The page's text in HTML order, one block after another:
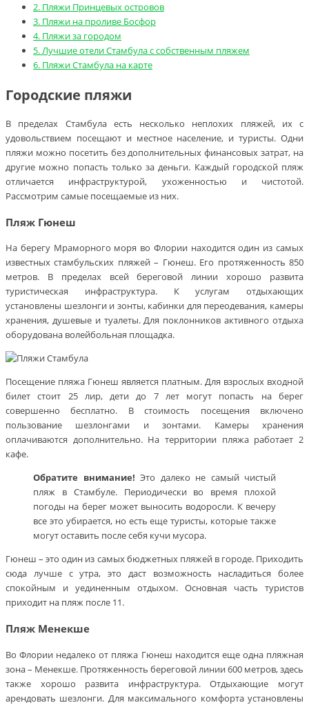
2. Пляжи Принцевых островов
3. Пляжи на проливе Босфор
4. Пляжи за городом
5.Лучшие отели Стамбула с собственным пляжем
6. Пляжи Стамбула на карте
Городские пляжи
В пределах Стамбула есть несколько неплохих пляжей, их с
удовольствием посещают и местное население, и туристы. Одни
пляжи можно посетить без дополнительных финансовых затрат, на
другие можно попасть только за деньги. Каждый городской пляж
отличается инфраструктурой, ухоженностью и чистотой.
Рассмотрим самые посещаемые из них.
Пляж Гюнеш
На берегу Мраморного моря во Флории находится один из самых
известных стамбульских пляжей – Гюнеш. Его протяженность 850
метров. В пределах всей береговой линии хорошо развита
туристическая инфраструктура. К услугам отдыхающих
установлены шезлонги и зонты, кабинки для переодевания, камеры
хранения, душевые и туалеты. Для поклонников активного отдыха
оборудована волейбольная площадка.
Посещение пляжа Гюнеш является платным. Для взрослых входной
билет стоит 25 лир, дети до 7 лет могут попасть на берег
совершенно бесплатно. В стоимость посещения включено
пользование шезлонгами и зонтами. Камеры хранения
оплачиваются дополнительно. На территории пляжа работает 2
кафе.
Обратите внимание! Это далеко не самый чистый
пляж в Стамбуле. Периодически во время плохой
погоды на берег может выносить водоросли. К вечеру
все это убирается, но есть еще туристы, которые также
могут оставить после себя кучи мусора.
Гюнеш – это один из самых бюджетных пляжей в городе. Приходить
сюда лучше с утра, это даст возможность насладиться более
спокойным и уединенным отдыхом. Основная часть туристов
приходит на пляж после 11.
Пляж Менекше
Во Флории недалеко от пляжа Гюнеш находится еще одна пляжная
зона – Менекше. Протяженность береговой линии 600 метров, здесь
также хорошо развита инфраструктура. Отдыхающие могут
арендовать шезлонги. Для максимального комфорта установлены